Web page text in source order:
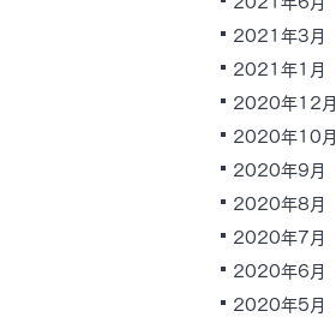
2021年3月
2021年1月
2020年12月
2020年10月
2020年9月
2020年8月
2020年7月
2020年6月
2020年5月